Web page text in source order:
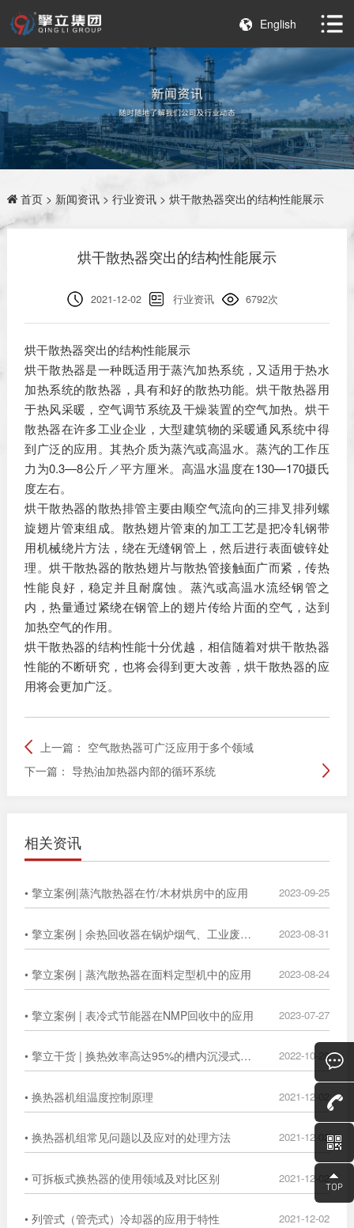
English
首页> 新闻资讯> 行业资讯> 烘干散热器突出的结构性能展示
烘干散热器突出的结构性能展示
2021-12-02 行业资讯 6792次
烘干散热器突出的结构性能展示
烘干散热器是一种既适用于蒸汽加热系统，又适用于热水
加热系统的散热器，具有和好的散热功能。烘干散热器用
于热风采暖，空气调节系统及干燥装置的空气加热。烘干
散热器在许多工业企业，大型建筑物的采暖通风系统中得
到广泛的应用。其热介质为蒸汽或高温水。蒸汽的工作压
力为0.3—8公斤／平方厘米。高温水温度在130—170摄氏
度左右。
烘干散热器的散热排管主要由顺空气流向的三排叉排列螺
旋翅片管束组成。散热翅片管束的加工工艺是把冷轧钢带
用机械绕片方法，绕在无缝钢管上，然后进行表面镀锌处
理。烘干散热器的散热翅片与散热管接触面广而紧，传热
性能良好，稳定并且耐腐蚀。蒸汽或高温水流经钢管之
内，热量通过紧绕在钢管上的翅片传给片面的空气，达到
加热空气的作用。
烘干散热器的结构性能十分优越，相信随着对烘干散热器
性能的不断研究，也将会得到更大改善，烘干散热器的应
用将会更加广泛。
上一篇： 空气散热器可广泛应用于多个领域
下一篇： 导热油加热器内部的循环系统
相关资讯
• 擎立案例|蒸汽散热器在竹/木材烘房中的应用 2023-09-25
• 擎立案例 | 余热回收器在锅炉烟气、工业废气中的广泛应用 2023-08-31
• 擎立案例 | 蒸汽散热器在面料定型机中的应用 2023-08-24
• 擎立案例 | 表冷式节能器在NMP回收中的应用 2023-07-27
• 擎立干货 | 换热效率高达95%的槽内沉浸式换热器 2022-10-20
• 换热器机组温度控制原理 2021-12-02
• 换热器机组常见问题以及应对的处理方法 2021-12-02
• 可拆板式换热器的使用领域及对比区别 2021-12-02
• 列管式（管壳式）冷却器的应用于特性 2021-12-02